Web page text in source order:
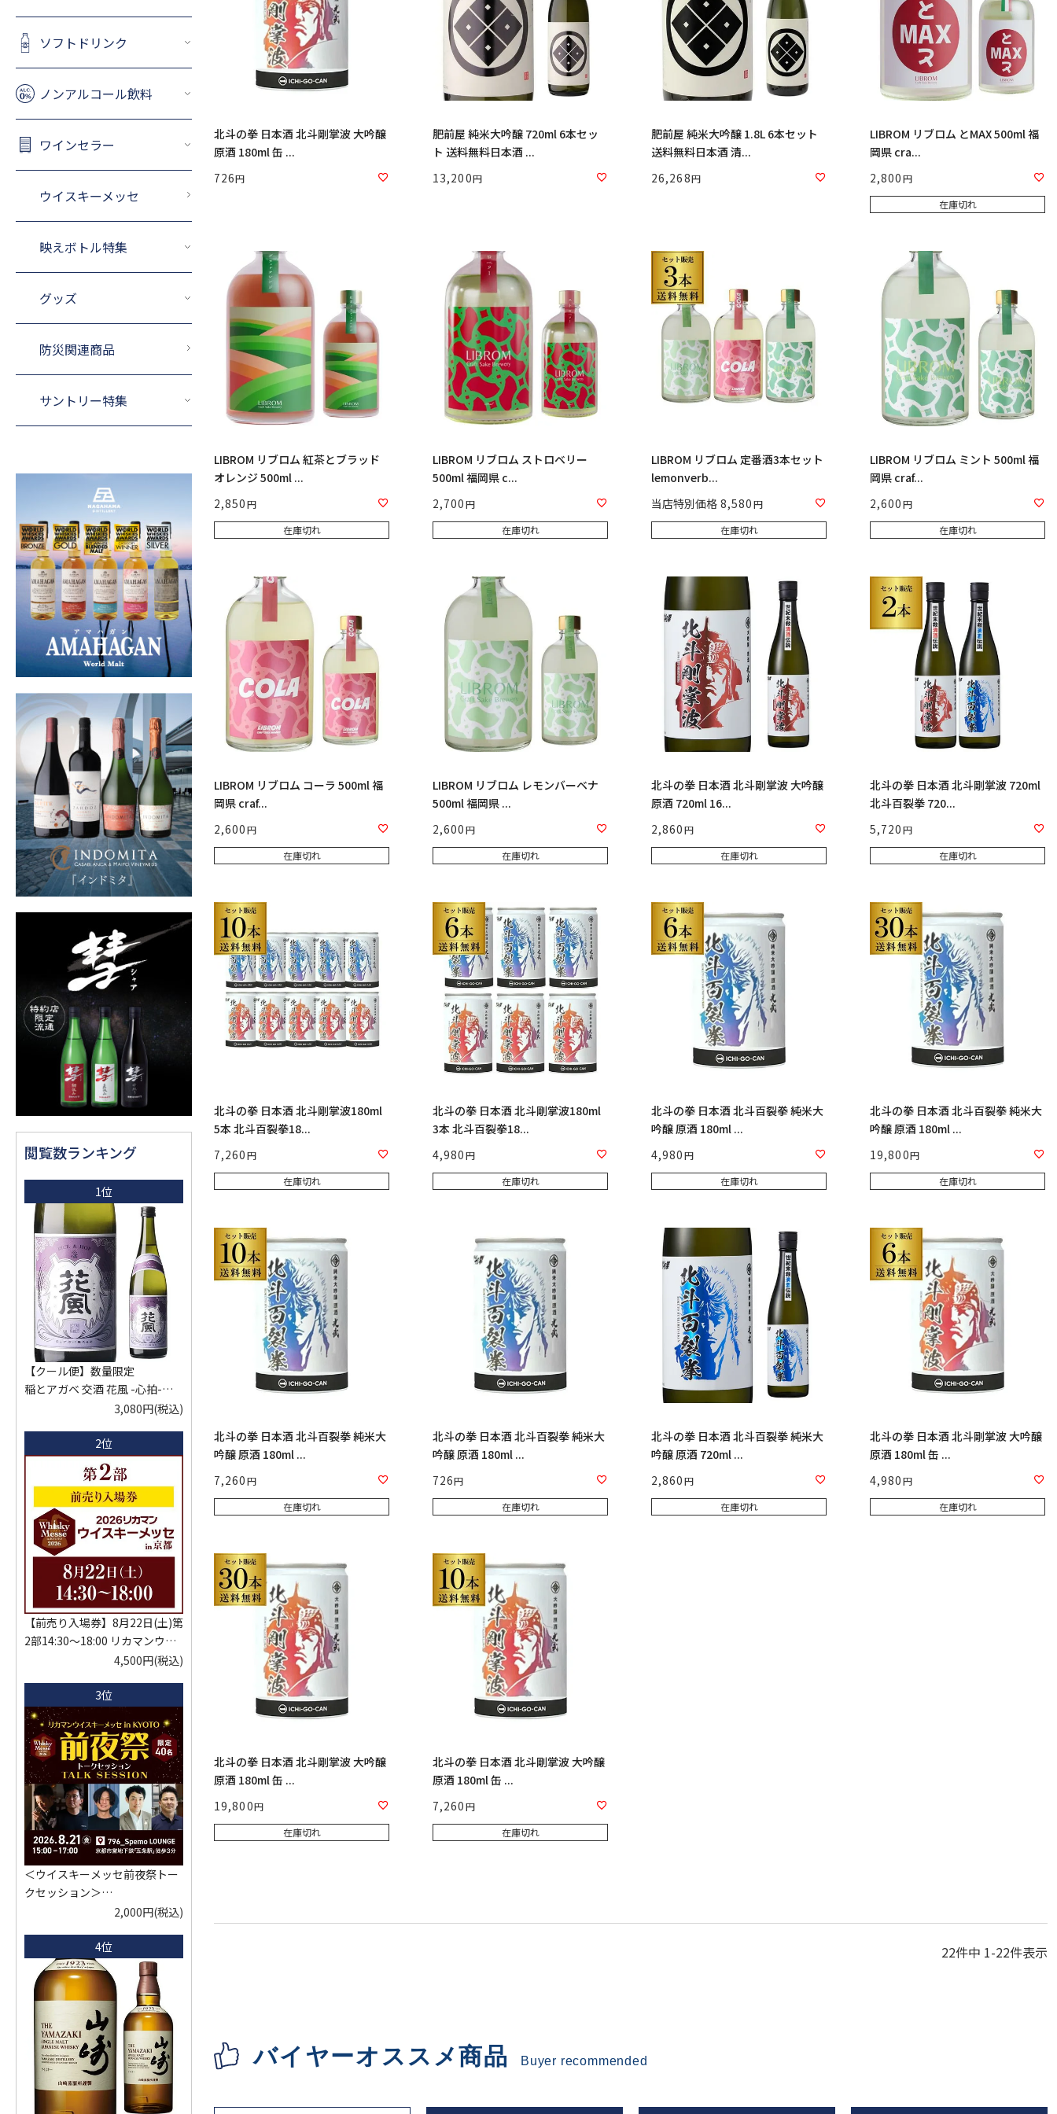
ソフトドリンク
ノンアルコール飲料
ワインセラー
ウイスキーメッセ
映えボトル特集
グッズ
防災関連商品
サントリー特集
閲覧数ランキング
1位
【クール便】数量限定
稲とアガベ 交酒 花風 -心拍-
KYOTO EDITION 720ml こうし
サケ 秋田県 男鹿市
3,080円(税込)
2位
【前売り入場券】8月22日(土)第
2部14:30～18:00 リカマンウイ
スキーメッセ in京都 2026 1枚
中旬】にメールにて配信予定
※代引き決済不可
4,500円(税込)
3位
＜ウイスキーメッセ前夜祭トー
クセッション＞
8月21日(金)15:00～17:00京都開
クレジットカード決済のみ
2,000円(税込)
4位
北斗の拳 日本酒 北斗剛掌波 大吟醸
原酒 180ml 缶 ...
726
肥前屋 純米大吟醸 720ml 6本セッ
ト 送料無料日本酒 ...
13,200
肥前屋 純米大吟醸 1.8L 6本セット
送料無料日本酒 清...
26,268
LIBROM リブロム とMAX 500ml 福
岡県 cra...
2,800
在庫切れ
LIBROM リブロム 紅茶とブラッド
オレンジ 500ml ...
2,850
在庫切れ
LIBROM リブロム ストロベリー
500ml 福岡県 c...
2,700
在庫切れ
LIBROM リブロム 定番酒3本セット
lemonverb...
当店特別価格 8,580
在庫切れ
LIBROM リブロム ミント 500ml 福
岡県 craf...
2,600
在庫切れ
LIBROM リブロム コーラ 500ml 福
岡県 craf...
2,600
在庫切れ
LIBROM リブロム レモンバーベナ
500ml 福岡県 ...
2,600
在庫切れ
北斗の拳 日本酒 北斗剛掌波 大吟醸
原酒 720ml 16...
2,860
在庫切れ
北斗の拳 日本酒 北斗剛掌波 720ml
北斗百裂拳 720...
5,720
在庫切れ
北斗の拳 日本酒 北斗剛掌波180ml
5本 北斗百裂拳18...
7,260
在庫切れ
北斗の拳 日本酒 北斗剛掌波180ml
3本 北斗百裂拳18...
4,980
在庫切れ
北斗の拳 日本酒 北斗百裂拳 純米大
吟醸 原酒 180ml ...
4,980
在庫切れ
北斗の拳 日本酒 北斗百裂拳 純米大
吟醸 原酒 180ml ...
19,800
在庫切れ
北斗の拳 日本酒 北斗百裂拳 純米大
吟醸 原酒 180ml ...
7,260
在庫切れ
北斗の拳 日本酒 北斗百裂拳 純米大
吟醸 原酒 180ml ...
726
在庫切れ
北斗の拳 日本酒 北斗百裂拳 純米大
吟醸 原酒 720ml ...
2,860
在庫切れ
北斗の拳 日本酒 北斗剛掌波 大吟醸
原酒 180ml 缶 ...
4,980
在庫切れ
北斗の拳 日本酒 北斗剛掌波 大吟醸
原酒 180ml 缶 ...
19,800
在庫切れ
北斗の拳 日本酒 北斗剛掌波 大吟醸
原酒 180ml 缶 ...
7,260
在庫切れ
22件中 1-22件表示
バイヤーオススメ商品 Buyer recommended